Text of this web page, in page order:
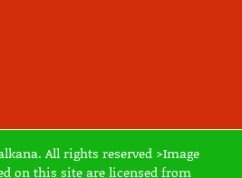
All rights reserved >Image
on this site are licensed from